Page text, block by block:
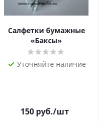
Салфетки бумажные
«Баксы»
Уточняйте наличие
150руб./шт